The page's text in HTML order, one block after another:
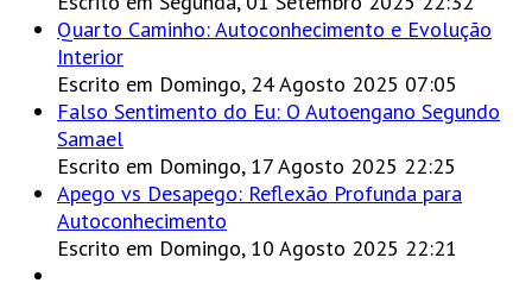
Quarto Caminho: Autoconhecimento e Evolução
Interior
Escrito em Domingo, 24 Agosto 2025 07:05
Falso Sentimento do Eu: O Autoengano Segundo
Samael
Escrito em Domingo, 17 Agosto 2025 22:25
Apego vs Desapego: Reflexão Profunda para
Autoconhecimento
Escrito em Domingo, 10 Agosto 2025 22:21